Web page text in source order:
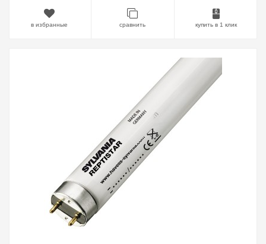
в избранные сравнить купить в 1 клик